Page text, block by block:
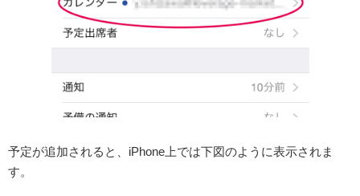
予定が追加されると、iPhone上では下図のように表示されま
す。